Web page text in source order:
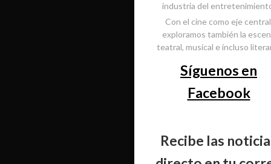
industria del
Con el cine como eje
exploramos también la
teatral, musical e incluso
Síguenos en
Facebook
Recibe las